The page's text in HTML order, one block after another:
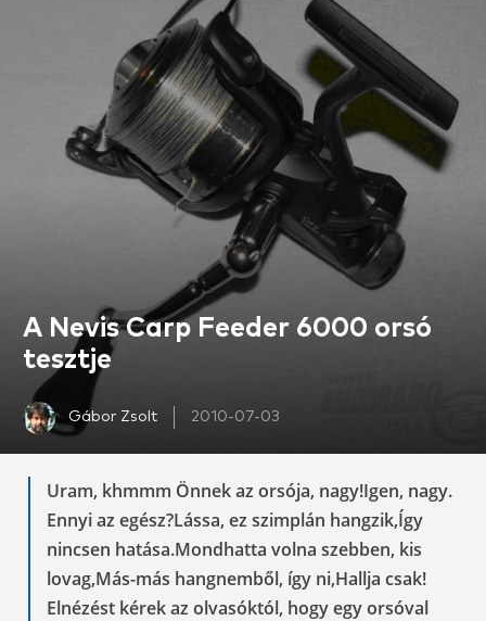
A Nevis Carp Feeder 6000 orsó
tesztje
Gábor Zsolt 2010-07-03
Uram, khmmm Önnek az orsója, nagy!Igen, nagy.
Ennyi az egész?Lássa, ez szimplán hangzik,Így
nincsen hatása.Mondhatta volna szebben, kis
lovag,Más-más hangnemből, így ni,Hallja csak!
Elnézést kérek az olvasóktól, hogy egy orsóval